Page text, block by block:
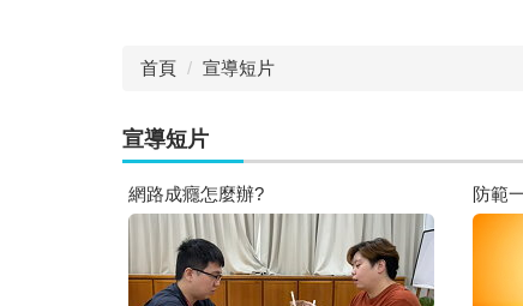
首頁 宣導短片
宣導短片
網路成癮怎麼辦? 防範